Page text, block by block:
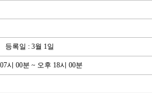
록일 : 3월 1일
시 00분 ~ 오후 18시 00분